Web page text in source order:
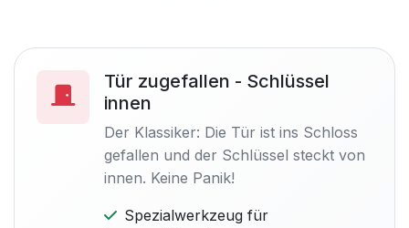
Tür zugefallen - Schlüssel
innen
Der Klassiker: Die Tür ist ins Schloss
gefallen und der Schlüssel steckt von
innen. Keine Panik!
Spezialwerkzeug für